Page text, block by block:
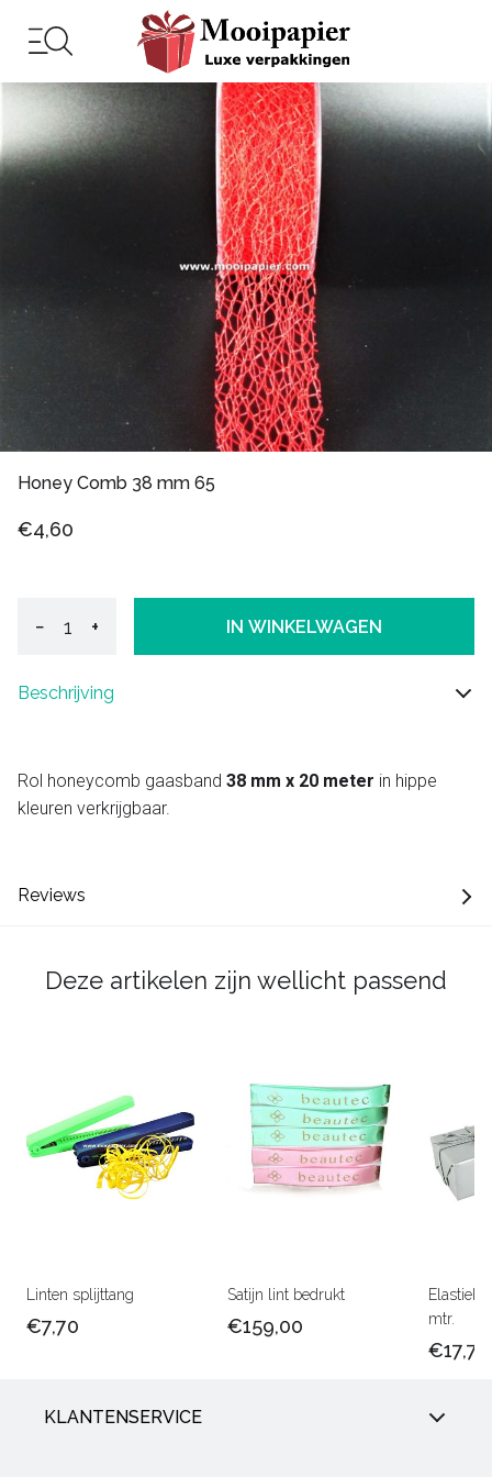
Honey Comb 38 mm 65
€4,60
− + IN WINKELWAGEN
Beschrijving
Rol honeycomb gaasband 38 mm x 20 meter in hippe
kleuren verkrijgbaar.
Reviews
Deze artikelen zijn wellicht passend
Linten splijttang
€7,70
Satijn lint bedrukt
€159,00
Elastiek
mtr.
€17,75
KLANTENSERVICE